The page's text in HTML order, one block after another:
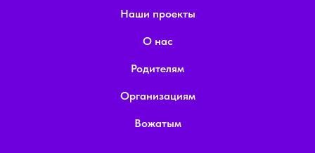
Наши проекты
О нас
Родителям
Организациям
Вожатым